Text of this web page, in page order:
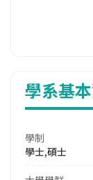
學系基
學制
學士,碩士